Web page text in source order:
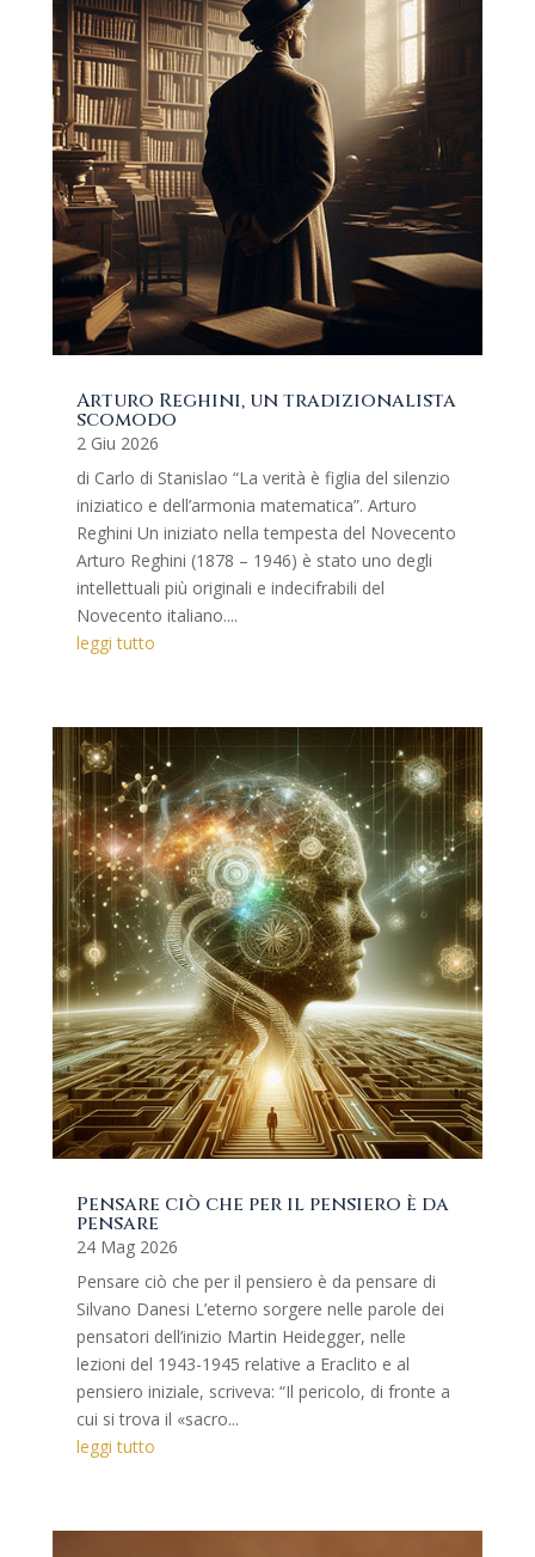
Arturo Reghini, un tradizionalista
scomodo
2 Giu 2026
di Carlo di Stanislao “La verità è figlia del silenzio
iniziatico e dell’armonia matematica”. Arturo
Reghini Un iniziato nella tempesta del Novecento
Arturo Reghini (1878 – 1946) è stato uno degli
intellettuali più originali e indecifrabili del
Novecento italiano....
leggi tutto
Pensare ciò che per il pensiero è da
pensare
24 Mag 2026
Pensare ciò che per il pensiero è da pensare di
Silvano Danesi L’eterno sorgere nelle parole dei
pensatori dell’inizio Martin Heidegger, nelle
lezioni del 1943-1945 relative a Eraclito e al
pensiero iniziale, scriveva: “Il pericolo, di fronte a
cui si trova il «sacro...
leggi tutto